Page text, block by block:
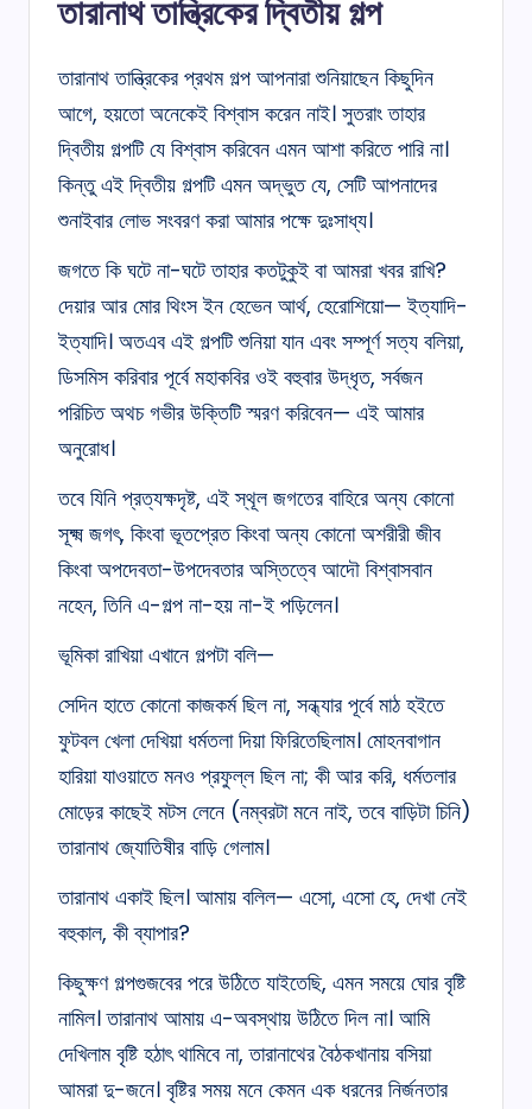
তারানাথ তান্ত্রিকের দ্বিতীয় গল্প
তারানাথ তান্ত্রিকের প্রথম গল্প আপনারা শুনিয়াছেন কিছুদিন
আগে, হয়তো অনেকেই বিশ্বাস করেন নাই। সুতরাং তাহার
দ্বিতীয় গল্পটি যে বিশ্বাস করিবেন এমন আশা করিতে পারি না।
কিন্তু এই দ্বিতীয় গল্পটি এমন অদ্ভুত যে, সেটি আপনাদের
শুনাইবার লোভ সংবরণ করা আমার পক্ষে দুঃসাধ্য।
জগতে কি ঘটে না-ঘটে তাহার কতটুকুই বা আমরা খবর রাখি?
দেয়ার আর মোর থিংস ইন হেভেন আর্থ, হেরোশিয়ো— ইত্যাদি-
ইত্যাদি। অতএব এই গল্পটি শুনিয়া যান এবং সম্পূর্ণ সত্য বলিয়া,
ডিসমিস করিবার পূর্বে মহাকবির ওই বহুবার উদ্ধৃত, সর্বজন
পরিচিত অথচ গভীর উক্তিটি স্মরণ করিবেন— এই আমার
অনুরোধ।
তবে যিনি প্রত্যক্ষদৃষ্ট, এই স্থূল জগতের বাহিরে অন্য কোনো
সূক্ষ্ম জগৎ, কিংবা ভূতপ্রেত কিংবা অন্য কোনো অশরীরী জীব
কিংবা অপদেবতা-উপদেবতার অস্তিত্বে আদৌ বিশ্বাসবান
নহেন, তিনি এ-গল্প না-হয় না-ই পড়িলেন।
ভূমিকা রাখিয়া এখানে গল্পটা বলি—
সেদিন হাতে কোনো কাজকর্ম ছিল না, সন্ধ্যার পূর্বে মাঠ হইতে
ফুটবল খেলা দেখিয়া ধর্মতলা দিয়া ফিরিতেছিলাম। মোহনবাগান
হারিয়া যাওয়াতে মনও প্রফুল্ল ছিল না; কী আর করি, ধর্মতলার
মোড়ের কাছেই মটস লেনে (নম্বরটা মনে নাই, তবে বাড়িটা চিনি)
তারানাথ জ্যোতিষীর বাড়ি গেলাম।
তারানাথ একাই ছিল। আমায় বলিল— এসো, এসো হে, দেখা নেই
বহুকাল, কী ব্যাপার?
কিছুক্ষণ গল্পগুজবের পরে উঠিতে যাইতেছি, এমন সময়ে ঘোর বৃষ্টি
নামিল। তারানাথ আমায় এ-অবস্থায় উঠিতে দিল না। আমি
দেখিলাম বৃষ্টি হঠাৎ থামিবে না, তারানাথের বৈঠকখানায় বসিয়া
আমরা দু-জনে। বৃষ্টির সময় মনে কেমন এক ধরনের নির্জনতার